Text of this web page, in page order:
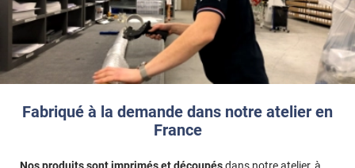
Fabriqué à la demande dans notre atelier en
France
Nos produits sont imprimés et découpésdans notre atelier, à